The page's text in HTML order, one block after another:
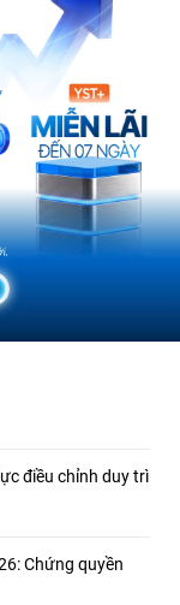
điều chỉnh duy trì
Chứng quyền